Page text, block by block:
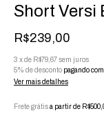
Short Versi
R$239,00
3 xde R$79,67sem juros
5% de desconto pagando
Ver mais detalhes
Frete grátisa partir de